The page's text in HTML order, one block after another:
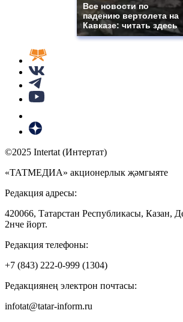
Все новости по
падению вертолета на
Кавказе: читать здесь
©2025 Intertat (Интертат)
«ТАТМЕДИА» акционерлык җәмгыяте
Редакция адресы:
420066, Татарстан Республикасы, Казан,
2нче йорт.
Редакция телефоны:
+7 (843) 222-0-999 (1304)
Редакциянең электрон почтасы:
infotat@tatar-inform.ru